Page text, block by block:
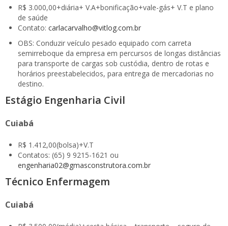
R$ 3.000,00+diária+ V.A+bonificação+vale-gás+ V.T e plano
de saúde
Contato: carlacarvalho@vitlog.com.br
OBS: Conduzir veículo pesado equipado com carreta
semirreboque da empresa em percursos de longas distâncias
para transporte de cargas sob custódia, dentro de rotas e
horários preestabelecidos, para entrega de mercadorias no
destino.
Estágio Engenharia Civil
Cuiabá
R$ 1.412,00(bolsa)+V.T
Contatos: (65) 9 9215-1621 ou
engenharia02@gmasconstrutora.com.br
Técnico Enfermagem
Cuiabá